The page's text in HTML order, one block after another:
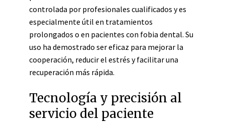
controlada por profesionales cualificados y es
especialmente útil en tratamientos
prolongados o en pacientes con fobia dental. Su
uso ha demostrado ser eficaz para mejorar la
cooperación, reducir el estrés y facilitar una
recuperación más rápida.
Tecnología y precisión al
servicio del paciente